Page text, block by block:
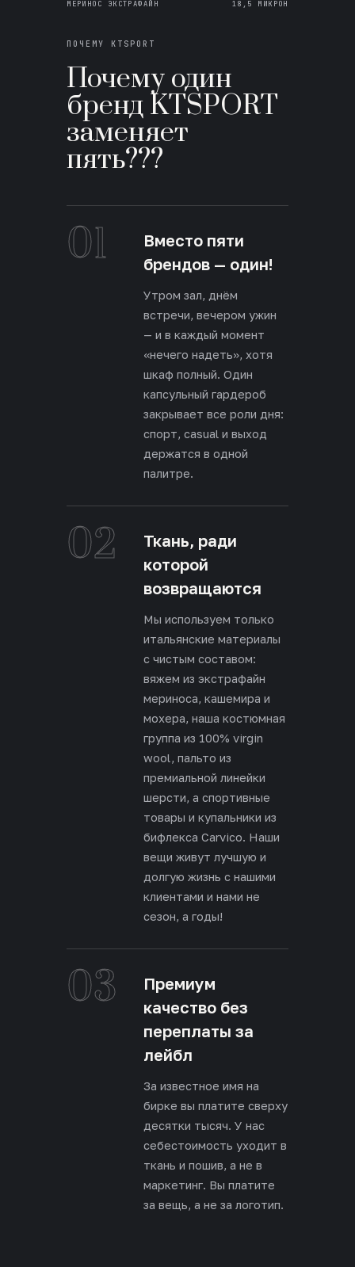
МЕРИНОС ЭКСТРАФАЙН 18,5 МИКРОН
ПОЧЕМУ KTSPORT
Почему один
бренд KTSPORT
заменяет
пять???
01
Вместо пяти
брендов — один!
Утром зал, днём
встречи, вечером ужин
— и в каждый момент
«нечего надеть», хотя
шкаф полный. Один
капсульный гардероб
закрывает все роли дня:
спорт, casual и выход
держатся в одной
палитре.
02
Ткань, ради
которой
возвращаются
Мы используем только
итальянские материалы
с чистым составом:
вяжем из экстрафайн
мериноса, кашемира и
мохера, наша костюмная
группа из 100% virgin
wool, пальто из
премиальной линейки
шерсти, а спортивные
товары и купальники из
бифлекса Carvico. Наши
вещи живут лучшую и
долгую жизнь с нашими
клиентами и нами не
сезон, а годы!
03
Премиум
качество без
переплаты за
лейбл
За известное имя на
бирке вы платите сверху
десятки тысяч. У нас
себестоимость уходит в
ткань и пошив, а не в
маркетинг. Вы платите
за вещь, а не за логотип.